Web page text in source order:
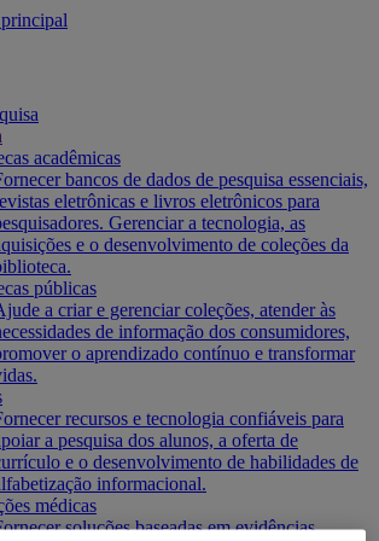
acadêmicas
bancos de dados de pesquisa essenciais,
eletrônicas e livros eletrônicos para
Gerenciar a tecnologia, as
e o desenvolvimento de coleções da
públicas
a criar e gerenciar coleções, atender às
de informação dos consumidores,
o aprendizado contínuo e transformar
recursos e tecnologia confiáveis para
a pesquisa dos alunos, a oferta de
e o desenvolvimento de habilidades de
informacional.
médicas
soluções baseadas em evidências,